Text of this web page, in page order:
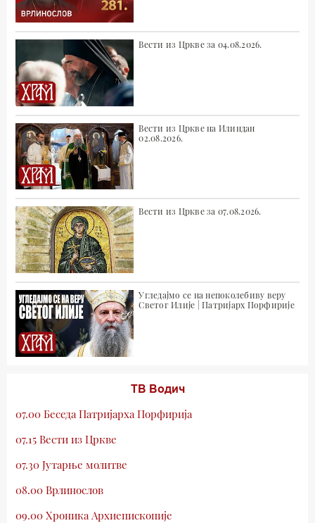
Вести из Цркве за 04.08.2026.
Вести из Цркве на Илиндан
02.08.2026.
Вести из Цркве за 07.08.2026.
Угледајмо се на непоколебиву веру
Светог Илије | Патријарх Порфирије
ТВ Водич
07.00 Беседа Патријарха Порфирија
07.15 Вести из Цркве
07.30 Јутарње молитве
08.00 Врлинослов
09.00 Хроника Архиепископије